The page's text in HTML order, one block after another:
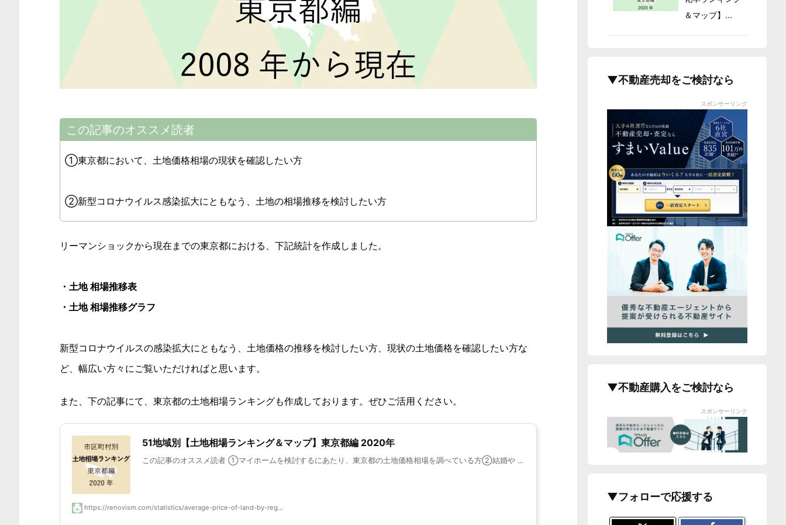
この記事のオススメ読者
①東京都において、土地価格相場の現状を確認したい方
②新型コロナウイルス感染拡大にともなう、土地の相場推移を検討したい方
リーマンショックから現在までの東京都における、下記統計を作成しました。
・土地 相場推移表
・土地 相場推移グラフ
新型コロナウイルスの感染拡大にともなう、土地価格の推移を検討したい方、現状の土地価格を確認したい方な
ど、幅広い方々にご覧いただければと思います。
また、下の記事にて、東京都の土地相場ランキングも作成しております。ぜひご活用ください。
51地域別【土地相場ランキング＆マップ】東京都編 2020年
この記事のオススメ読者 ①マイホームを検討するにあたり、東京都の土地価格相場を調べている方②結婚や ...
https://renovism.com/statistics/average-price-of-land-by-reg...
＆マップ】...
▼不動産売却をご検討なら
スポンサーリンク
▼不動産購入をご検討なら
スポンサーリンク
▼フォローで応援する